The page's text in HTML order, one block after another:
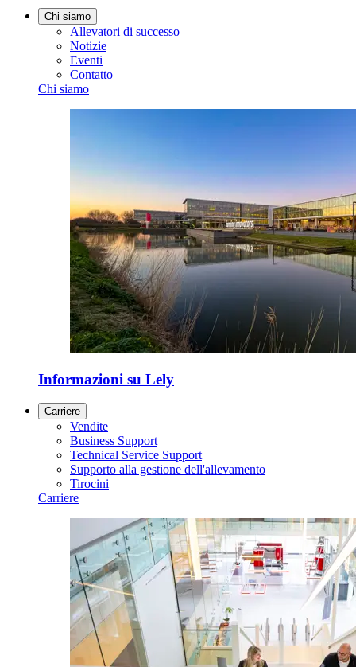
Chi siamo
Allevatori di successo
Notizie
Eventi
Contatto
Chi siamo
Informazioni su Lely
Carriere
Vendite
Business Support
Technical Service Support
Supporto alla gestione dell'allevamento
Tirocini
Carriere